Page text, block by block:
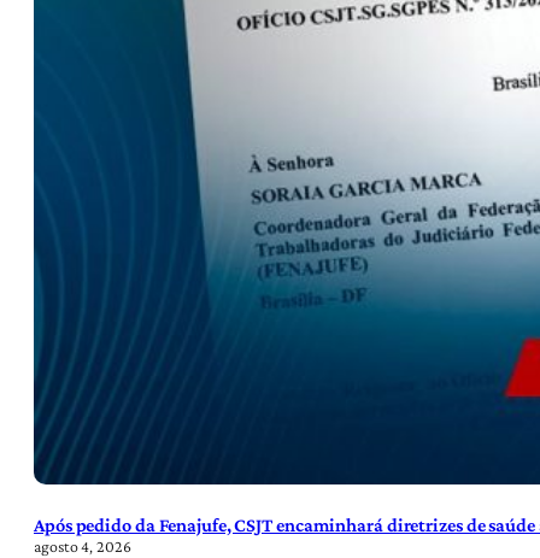
Após pedido da Fenajufe, CSJT encaminhará diretrizes de
agosto 4, 2026